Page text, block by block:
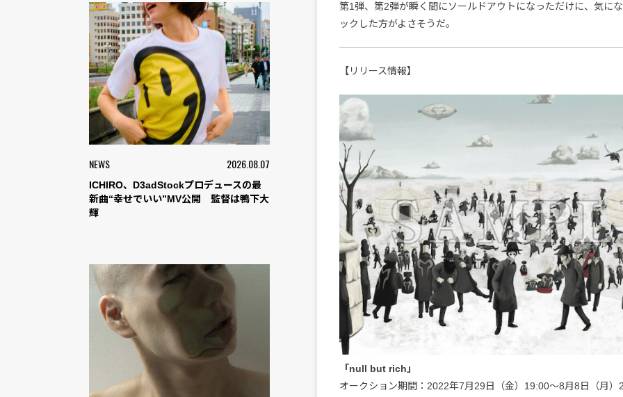
NEWS 2026.08.07
ICHIRO、D3adStockプロデュースの最
新曲“幸せでいい”MV公開 監督は鴨下大
輝
第1弾、第2弾が瞬く間にソールドアウトになっただけに、気に
ックした方がよさそうだ。
【リリース情報】
「null but rich」
オークション期間：2022年7月29日（金）19:00〜8月8日（月）